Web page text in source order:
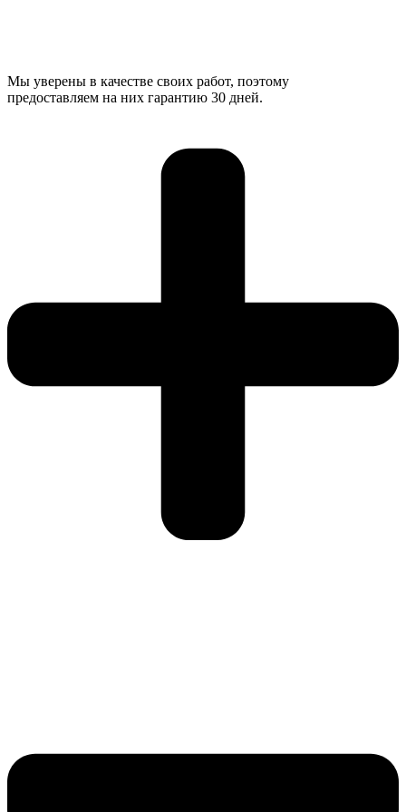
Мы уверены в качестве своих работ, поэтому
предоставляем на них гарантию 30 дней.